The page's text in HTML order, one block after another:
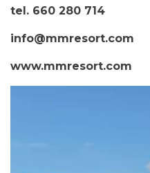
tel. 660 280 714
info@mmresort.com
www.mmresort.com